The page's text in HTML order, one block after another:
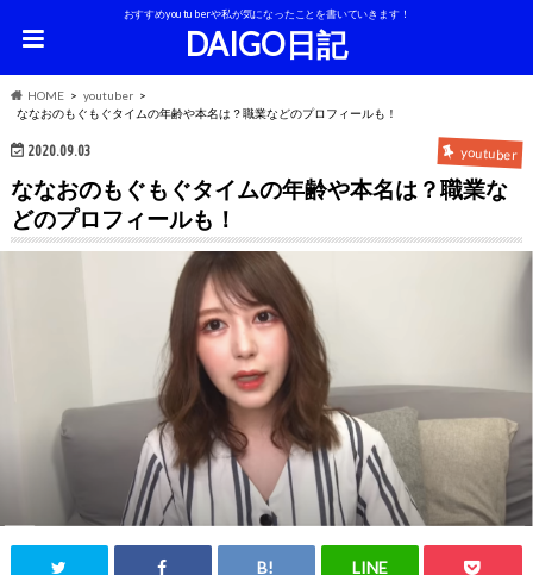
おすすめyoutuberや私が気になったことを書いていきます！
DAIGO日記
HOME
youtuber
ななおのもぐもぐタイムの年齢や本名は？職業などのプロフィールも！
2020.09.03 youtuber
ななおのもぐもぐタイムの年齢や本名は？職業な
どのプロフィールも！